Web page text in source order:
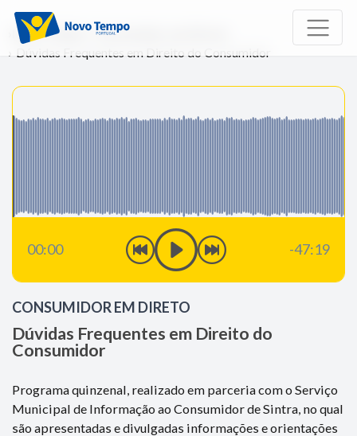
Início Rádio
Consumidor em Direto
Dúvidas Frequentes em Direito do Consumidor
00:00 -47:19
CONSUMIDOR EM DIRETO
Dúvidas Frequentes em Direito do
Consumidor
Programa quinzenal, realizado em parceria com o Serviço
Municipal de Informação ao Consumidor de Sintra, no qual
são apresentadas e divulgadas informações e orientações